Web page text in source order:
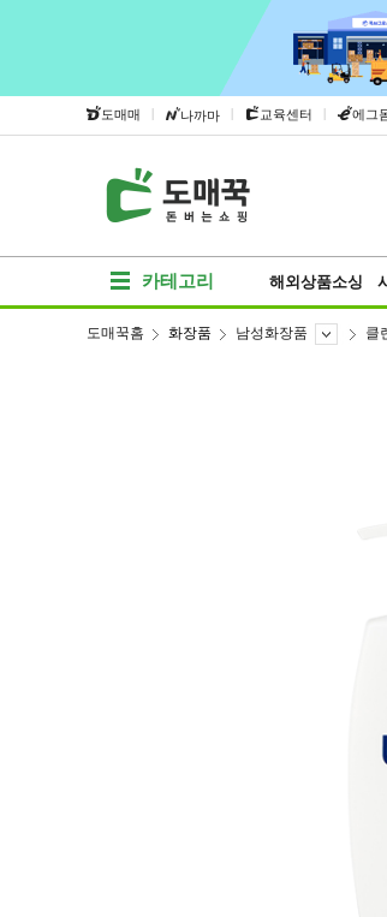
도매매 | 나까마 | 교육센터 | 에그
카테고리 해외상품소싱
도매꾹홈 화장품 남성화장품 클